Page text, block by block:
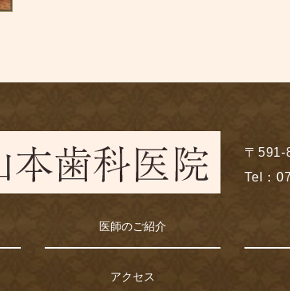
〒
Tel：
医師のご紹介
アクセス